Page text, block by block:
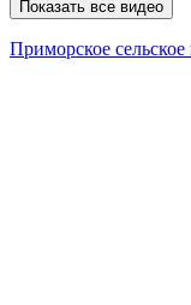
Показать все видео
Приморское сельское